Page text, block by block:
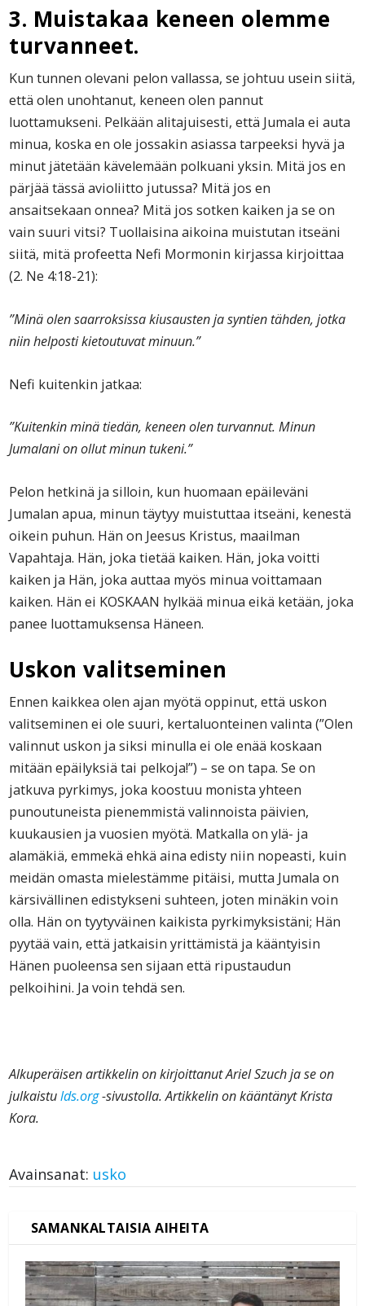
3. Muistakaa keneen olemme
turvanneet.
Kun tunnen olevani pelon vallassa, se johtuu usein siitä,
että olen unohtanut, keneen olen pannut
luottamukseni. Pelkään alitajuisesti, että Jumala ei auta
minua, koska en ole jossakin asiassa tarpeeksi hyvä ja
minut jätetään kävelemään polkuani yksin. Mitä jos en
pärjää tässä avioliitto jutussa? Mitä jos en
ansaitsekaan onnea? Mitä jos sotken kaiken ja se on
vain suuri vitsi? Tuollaisina aikoina muistutan itseäni
siitä, mitä profeetta Nefi Mormonin kirjassa kirjoittaa
(2. Ne 4:18-21):
”Minä olen saarroksissa kiusausten ja syntien tähden, jotka
niin helposti kietoutuvat minuun.”
Nefi kuitenkin jatkaa:
”Kuitenkin minä tiedän, keneen olen turvannut. Minun
Jumalani on ollut minun tukeni.”
Pelon hetkinä ja silloin, kun huomaan epäileväni
Jumalan apua, minun täytyy muistuttaa itseäni, kenestä
oikein puhun. Hän on Jeesus Kristus, maailman
Vapahtaja. Hän, joka tietää kaiken. Hän, joka voitti
kaiken ja Hän, joka auttaa myös minua voittamaan
kaiken. Hän ei KOSKAAN hylkää minua eikä ketään, joka
panee luottamuksensa Häneen.
Uskon valitseminen
Ennen kaikkea olen ajan myötä oppinut, että uskon
valitseminen ei ole suuri, kertaluonteinen valinta (”Olen
valinnut uskon ja siksi minulla ei ole enää koskaan
mitään epäilyksiä tai pelkoja!”) – se on tapa. Se on
jatkuva pyrkimys, joka koostuu monista yhteen
punoutuneista pienemmistä valinnoista päivien,
kuukausien ja vuosien myötä. Matkalla on ylä- ja
alamäkiä, emmekä ehkä aina edisty niin nopeasti, kuin
meidän omasta mielestämme pitäisi, mutta Jumala on
kärsivällinen edistykseni suhteen, joten minäkin voin
olla. Hän on tyytyväinen kaikista pyrkimyksistäni; Hän
pyytää vain, että jatkaisin yrittämistä ja kääntyisin
Hänen puoleensa sen sijaan että ripustaudun
pelkoihini. Ja voin tehdä sen.
Alkuperäisen artikkelin on kirjoittanut Ariel Szuch ja se on
julkaistulds.org-sivustolla. Artikkelin on kääntänyt Krista
Kora.
Avainsanat: usko